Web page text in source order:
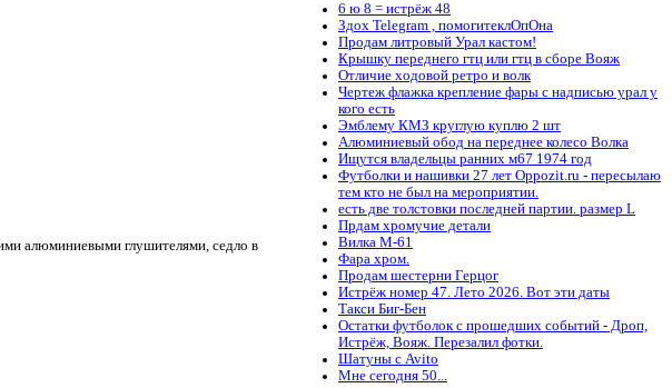
алюминиевыми глушителями, седло в
6 ю 8 = истрёж 48
Здох Telegram , помогитеклОпОна
Продам литровый Урал кастом!
Крышку переднего гтц или гтц в сборе Вояж
Отличие ходовой ретро и волк
Чертеж флажка крепление фары с надписью урал у
кого есть
Эмблему КМЗ круглую куплю 2 шт
Алюминиевый обод на переднее колесо Волка
Ищутся владельцы ранних м67 1974 год
Футболки и нашивки 27 лет Oppozit.ru - пересылаю
тем кто не был на мероприятии.
есть две толстовки последней партии. размер L
Прдам хромучие детали
Вилка М-61
Фара хром.
Продам шестерни Герцог
Истрёж номер 47. Лето 2026. Вот эти даты
Такси Биг-Бен
Остатки футболок с прошедших событий - Дроп,
Истрёж, Вояж. Перезалил фотки.
Шатуны с Avito
Мне сегодня 50...